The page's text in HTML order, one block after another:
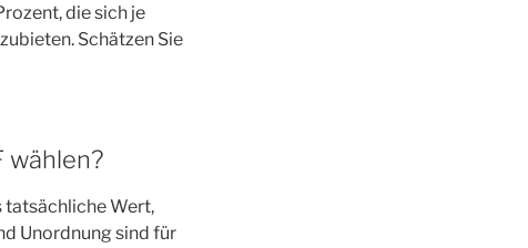
die sich je
Schätzen Sie
wählen?
tatsächliche Wert,
Unordnung sind für